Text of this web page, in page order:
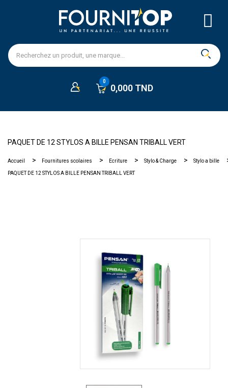
0,000 TND
PAQUET DE 12 STYLOS A BILLE PENSAN TRIBALL VERT
Accueil Fournitures scolaires Ecriture Stylo & Charge Stylo a bille
PAQUET DE 12 STYLOS A BILLE PENSAN TRIBALL VERT